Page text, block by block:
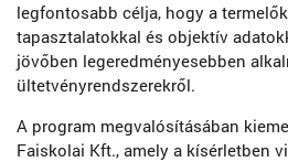
legfontosabb célja, hogy a
tapasztalatokkal és objektív
jövőben legeredményesebben
ültetvényrendszerekről.
A program megvalósításában
Faiskolai Kft., amely a kísérletben